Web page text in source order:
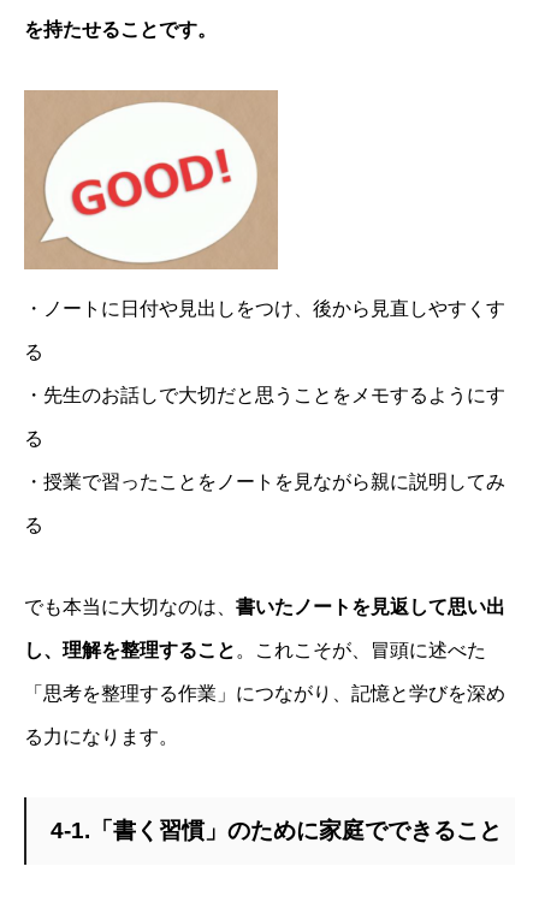
を持たせることです。
・ノートに日付や見出しをつけ、後から見直しやすくす
る
・先生のお話しで大切だと思うことをメモするようにす
る
・授業で習ったことをノートを見ながら親に説明してみ
る
でも本当に大切なのは、 書いたノートを見返して思い出
し、理解を整理すること 。これこそが、冒頭に述べた
「思考を整理する作業」につながり、記憶と学びを深め
る力になります。
4-1.「書く習慣」のために家庭でできること